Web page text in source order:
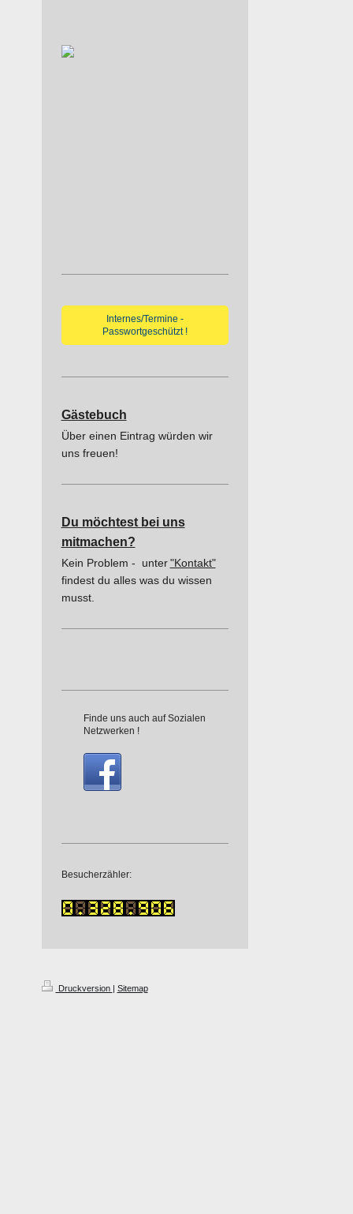
Internes/Termine -
Passwortgeschützt !
Gästebuch
Über einen Eintrag würden wir
uns freuen!
Du möchtest bei uns
mitmachen?
Kein Problem - unter "Kontakt"
findest du alles was du wissen
musst.
Finde uns auch auf Sozialen
Netzwerken !
Besucherzähler:
Druckversion | Sitemap